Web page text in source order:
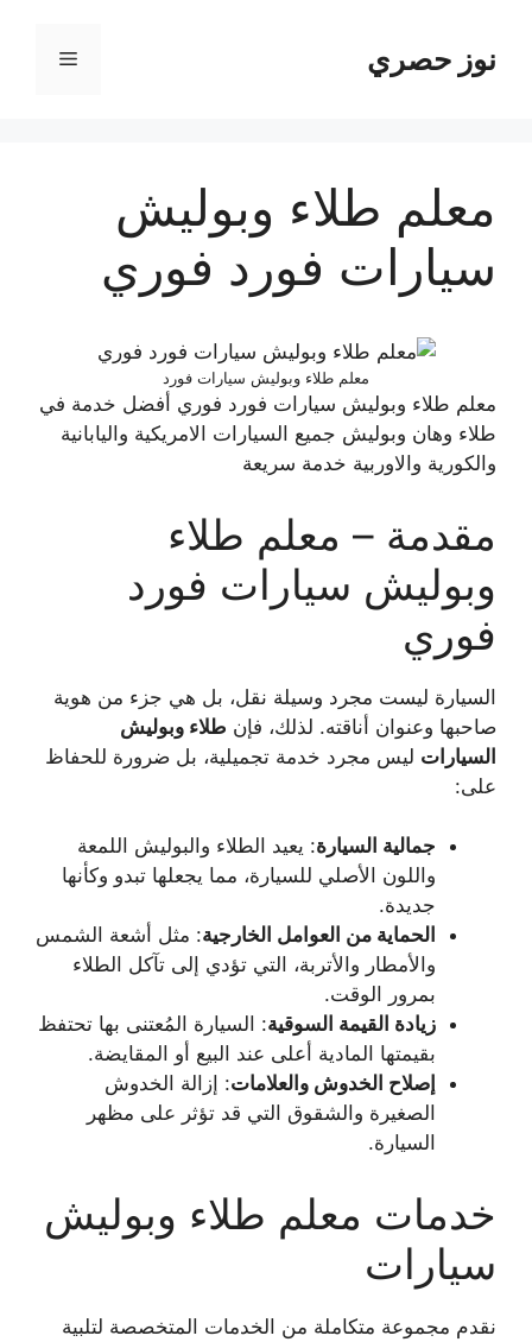
المحتوىنوز حصري القائمة
معلم طلاء وبوليش
سيارات فورد فوري
معلم طلاء وبوليش سيارات فورد
معلم طلاء وبوليش سيارات فورد فوري أفضل خدمة في
طلاء وهان وبوليش جميع السيارات الامريكية واليابانية
والكورية والاوربية خدمة سريعة
مقدمة – معلم طلاء
وبوليش سيارات فورد
فوري
السيارة ليست مجرد وسيلة نقل، بل هي جزء من هوية
صاحبها وعنوان أناقته. لذلك، فإن طلاء وبوليش
السيارات ليس مجرد خدمة تجميلية، بل ضرورة للحفاظ
على:
جمالية السيارة: يعيد الطلاء والبوليش اللمعة
واللون الأصلي للسيارة، مما يجعلها تبدو وكأنها
جديدة.
الحماية من العوامل الخارجية: مثل أشعة الشمس
والأمطار والأتربة، التي تؤدي إلى تآكل الطلاء
بمرور الوقت.
زيادة القيمة السوقية: السيارة المُعتنى بها تحتفظ
بقيمتها المادية أعلى عند البيع أو المقايضة.
إصلاح الخدوش والعلامات: إزالة الخدوش
الصغيرة والشقوق التي قد تؤثر على مظهر
السيارة.
خدمات معلم طلاء وبوليش
سيارات
نقدم مجموعة متكاملة من الخدمات المتخصصة لتلبية